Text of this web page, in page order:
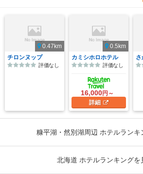
0.47km
チロンヌップ
評価なし
0.5km
カミシホロホテル
評価なし
16,000円～
詳細
さ
糠平湖・然別湖周辺 ホテルランキ
北海道 ホテルランキングを